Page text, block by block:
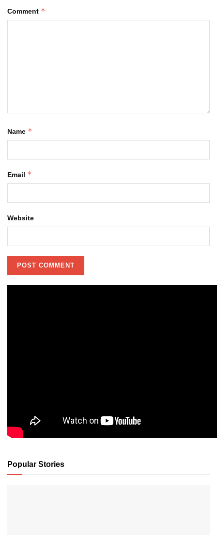
Comment *
Name *
Email *
Website
Popular Stories